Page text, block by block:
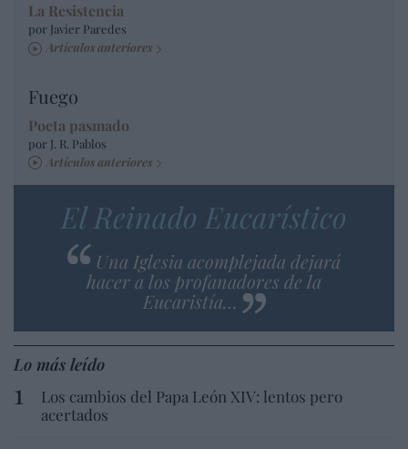
La Resistencia
por Javier Paredes
Artículos anteriores
Fuego
Poeta pasmado
por J. R. Pablos
Artículos anteriores
El Reinado Eucarístico
Una Iglesia acomplejada dejará
hacer a los profanadores de la
Eucaristía…
Lo más leído
Los cambios del Papa León XIV: lentos pero
acertados